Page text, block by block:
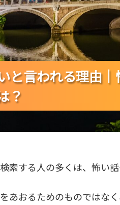
と言われる理由
？
と言われる理由
？
と言われる理由
？
索する人の多くは、怖い
あおるためのものではな